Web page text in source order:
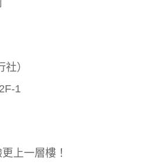
）
1
上一層樓！